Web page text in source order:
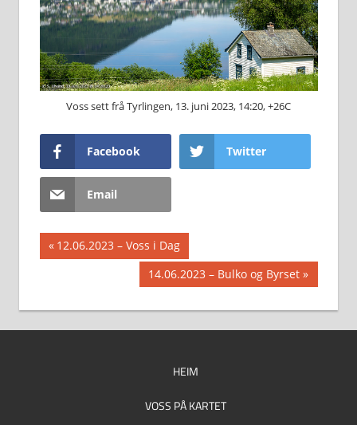
Voss sett frå Tyrlingen, 13. juni 2023, 14:20, +26C
Facebook Twitter
Email
Innleggsnavigasjon
Previous
Post:
12.06.2023 – Voss i Dag
Next
Post:
14.06.2023 – Bulko og Byrset
HEIM
VOSS PÅ KARTET